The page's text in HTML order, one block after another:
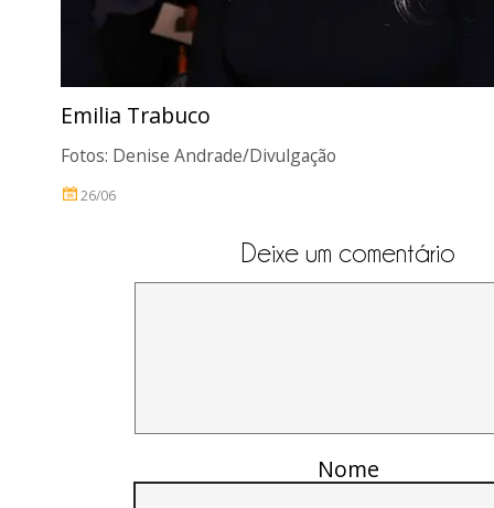
Emilia Trabuco
Fotos: Denise Andrade/Divulgação
26/06
Deixe um comentário
Nome